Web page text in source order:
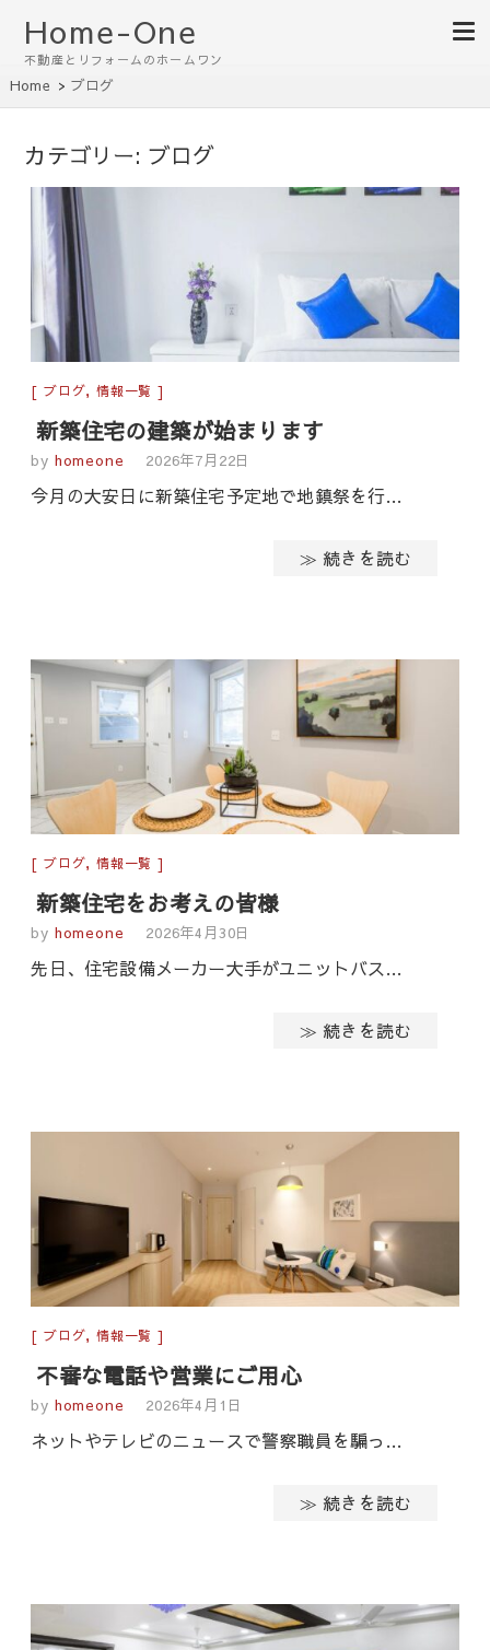
Home-One
不動産とリフォームのホームワン
Home ブログ
カテゴリー: ブログ
ブログ,情報一覧
新築住宅の建築が始まります
by homeone 2026年7月22日
今月の大安日に新築住宅予定地で地鎮祭を行…
≫ 続きを読む
ブログ,情報一覧
新築住宅をお考えの皆様
by homeone 2026年4月30日
先日、住宅設備メーカー大手がユニットバス…
≫ 続きを読む
ブログ,情報一覧
不審な電話や営業にご用心
by homeone 2026年4月1日
ネットやテレビのニュースで警察職員を騙っ…
≫ 続きを読む